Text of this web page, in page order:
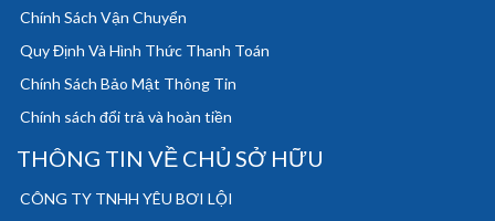
Chính Sách Vận Chuyển
Quy Định Và Hình Thức Thanh Toán
Chính Sách Bảo Mật Thông Tin
Chính sách đổi trả và hoàn tiền
THÔNG TIN VỀ CHỦ SỞ HỮU
CÔNG TY TNHH YÊU BƠI LỘI